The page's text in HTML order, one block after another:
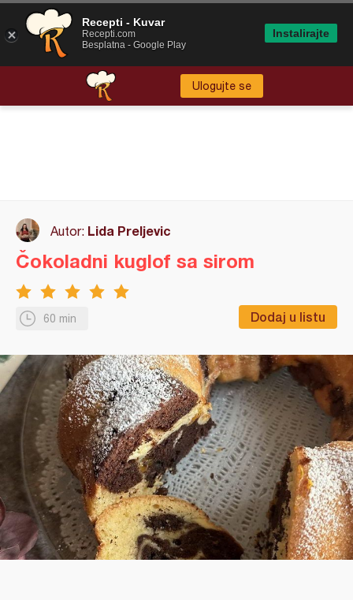
Ulogujte se
Autor: Lida Preljevic
60 min Dodaj u listu
Čokoladni kuglof sa sirom
Recepti - Kuvar
Recepti.com
Besplatna - Google Play
Instalirajte